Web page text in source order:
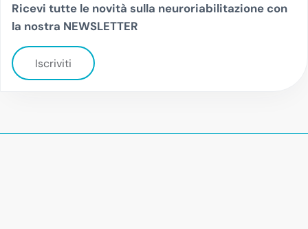
Ricevi tutte le novità sulla neuroriabilitazione con
la nostra NEWSLETTER
Iscriviti